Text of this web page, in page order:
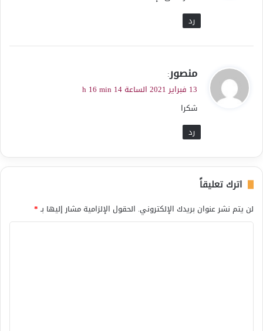
رد
ي
ق
ل
منصور:
13 فبراير 2021 الساعة 14 h 16 min
شكرا
رد
اترك تعليقاً
لن يتم نشر عنوان بريدك الإلكتروني. الحقول الإلزامية مشار إليها بـ*